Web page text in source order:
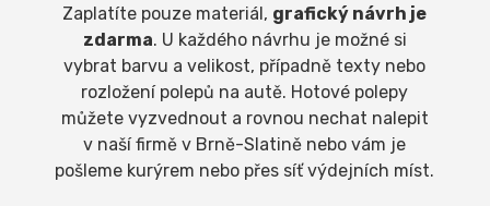
Zaplatíte pouze materiál, grafický návrh je
zdarma. U každého návrhu je možné si
vybrat barvu a velikost, případně texty nebo
rozložení polepů na autě. Hotové polepy
můžete vyzvednout a rovnou nechat nalepit
v naší firmě v Brně-Slatině nebo vám je
pošleme kurýrem nebo přes síť výdejních míst.